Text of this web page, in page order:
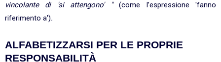
vincolante di 'si attengono' "(come l’espressione 'fanno
riferimento a').
ALFABETIZZARSI PER LE PROPRIE
RESPONSABILITÀ